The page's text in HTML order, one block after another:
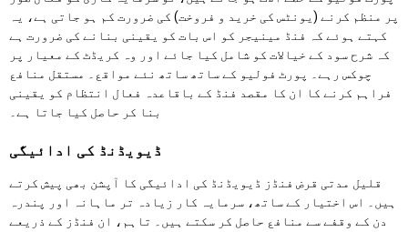
پر منظم کرنے (یونٹس کی خرید و فروخت) کی ضرورت کم ہو جاتی ہے، یہ
کہتے ہوئے کہ فنڈ مینیجر کو اس بات کو یقینی بنانے کی ضرورت ہے
کہ شرح سود کے خیالات کو شامل کیا جائے اور وہ کریڈٹ کے معیار پر
چوکس رہے۔ پورٹ فولیو کے ساتھ ساتھ نئے مواقع۔ مستقل منافع
فراہم کرنے کا ان کا مقصد فنڈ کے باقاعدہ فعال انتظام کو یقینی
بنا کر حاصل کیا جاتا ہے۔
ڈیویڈنڈ کی ادائیگی
قلیل مدتی قرض فنڈز ڈیویڈنڈ کی ادائیگی کا آپشن بھی پیش کرتے
ہیں۔ اس اختیار کے ساتھ، سرمایہ کار زیادہ تر ماہانہ اور پندرہ
دن کے وقفے سے منافع حاصل کر سکتے ہیں۔ تاہم، ان فنڈز کے ذریعے